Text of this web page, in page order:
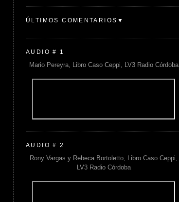
ÚLTIMOS COMENTARIOS▼
AUDIO # 1
Mario Pereyra, Libro Caso Ceppi, LV3 Radio Córdoba
AUDIO # 2
Rony Vargas y Rebeca Bortoletto, Libro Caso Ceppi,
LV3 Radio Córdoba